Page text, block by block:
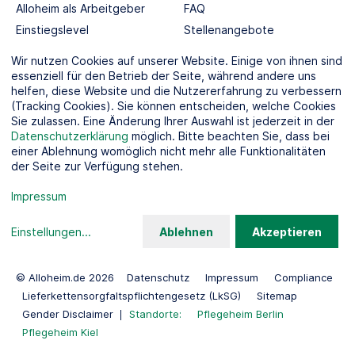
Alloheim als Arbeitgeber
Einstiegslevel
FAQ
Stellenangebote
SOCIAL MEDIA
KOOPERATIONSPARTNER
© Alloheim.de 2026 Datenschutz Impressum
Compliance
Lieferkettensorgfaltspflichtengesetz (LkSG)
Sitemap
Gender Disclaimer
Standorte:
Pflegeheim Berlin
Pflegeheim Kiel
Wir nutzen Cookies auf unserer Website. Einige von ihnen sind
essenziell für den Betrieb der Seite, während andere uns
helfen, diese Website und die Nutzererfahrung zu verbessern
(Tracking Cookies). Sie können entscheiden, welche Cookies
Sie zulassen. Eine Änderung Ihrer Auswahl ist jederzeit in der
Datenschutzerklärung möglich. Bitte beachten Sie, dass bei
einer Ablehnung womöglich nicht mehr alle Funktionalitäten
der Seite zur Verfügung stehen.
Impressum
Einstellungen... Ablehnen Akzeptieren